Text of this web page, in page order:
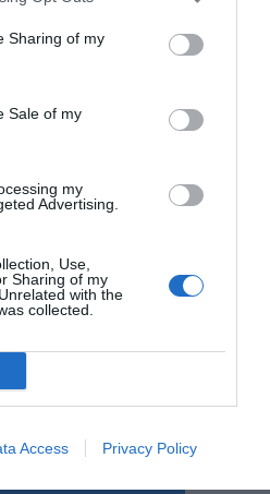
Sharing of my
Sale of my
my
Advertising.
Use,
Sharing of my
with the
collected.
Access Privacy Policy